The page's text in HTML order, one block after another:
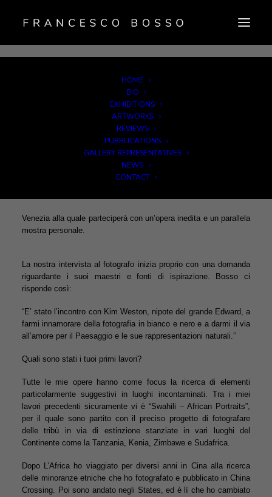
HOME
BIO
EXHIBITIONS
ARTWORKS
REVIEWS
PUBBLICATIONS
GALLERY REPRESENTATIVES
NEWS
CONTACT
La 56esima edizione della Biennale di Venezia è alle porte,
OraZero ha intervistato in anteprima uno dei fotografi italiani
protagonisti dell’evento: Francesco Bosso, ecco come si è
Bosso ama definirsi un “interprete della natura selvaggia in
bianco e nero”; l’artista si presenta a noi come fotografo e
viaggiatore, da sempre ispirato da grandi maestri americani
come Edward e Brett Weston, e collaboratore di John
Sexton e Alan Ross. Al ritorno dal suo ultimo viaggio
Venezia alla quale parteciperà con un’opera inedita e un parallela
mostra personale.
La nostra intervista al fotografo inizia proprio con una domanda
riguardante i suoi maestri e fonti di ispirazione. Bosso ci
risponde così:
“E’ stato l’incontro con Kim Weston, nipote del grande Edward, a
farmi innamorare della fotografia in bianco e nero e a darmi il via
all’amore per il Paesaggio e le sue rappresentazioni naturali.”
Quali sono stati i tuoi primi lavori?
Tutte le mie opere hanno come focus la ricerca di elementi
particolarmente suggestivi in luoghi incontaminati. Tra i miei
lavori precedenti sicuramente vi è “Swahili – African Portraits”,
per il quale sono partito con il preciso progetto di fotografare
delle tribù in via di estinzione stanziate in vari luoghi del
Continente come la Tanzania, Kenia, Zimbawe e Sudafrica.
Dopo L’Africa ho viaggiato per diversi anni in Cina alla ricerca
delle minoranze etniche che ho fotografato e pubblicato in China
Crossing. Poi sono andato negli States, ed è lì che ho cambiato